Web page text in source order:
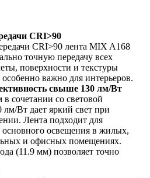
CRI>90
CRI>90 лента MIX A168
точную передачу всех
поверхности и текстуры
важно для интерьеров.
свыше 130 лм/Вт
сочетании со световой
Вт дает яркий свет при
Лента подходит для
основного освещения в жилых,
и офисных помещениях.
(11.9 мм) позволяет точно